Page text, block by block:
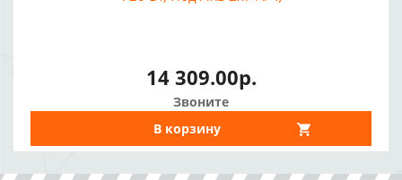
14 309.00р.
Звоните
В корзину